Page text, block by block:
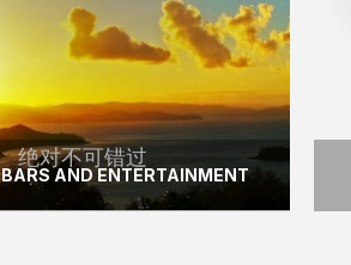
绝对不可错过
READ MORE
AND ENTERTAINMENT